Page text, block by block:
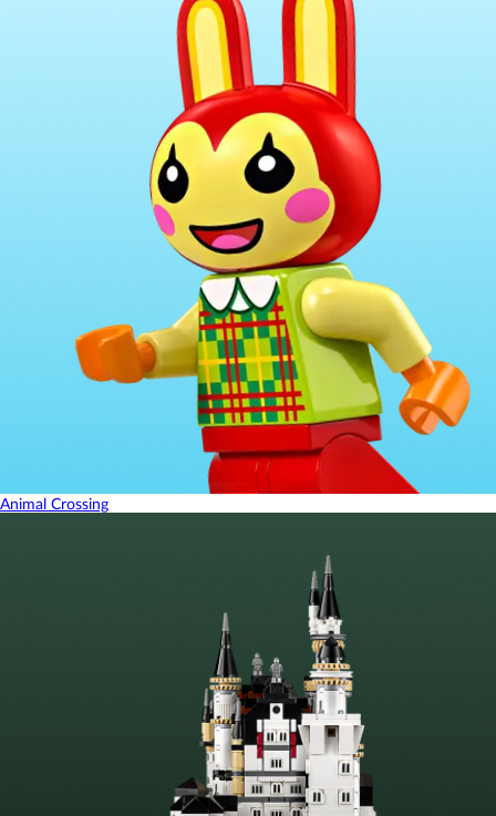
Animal Crossing